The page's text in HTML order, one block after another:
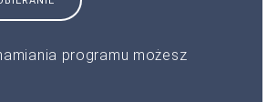
programu możesz